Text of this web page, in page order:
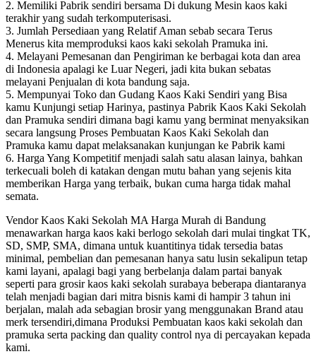
2. Memiliki Pabrik sendiri bersama Di dukung Mesin kaos kaki
terakhir yang sudah terkomputerisasi.
3. Jumlah Persediaan yang Relatif Aman sebab secara Terus
Menerus kita memproduksi kaos kaki sekolah Pramuka ini.
4. Melayani Pemesanan dan Pengiriman ke berbagai kota dan area
di Indonesia apalagi ke Luar Negeri, jadi kita bukan sebatas
melayani Penjualan di kota bandung saja.
5. Mempunyai Toko dan Gudang Kaos Kaki Sendiri yang Bisa
kamu Kunjungi setiap Harinya, pastinya Pabrik Kaos Kaki Sekolah
dan Pramuka sendiri dimana bagi kamu yang berminat menyaksikan
secara langsung Proses Pembuatan Kaos Kaki Sekolah dan
Pramuka kamu dapat melaksanakan kunjungan ke Pabrik kami
6. Harga Yang Kompetitif menjadi salah satu alasan lainya, bahkan
terkecuali boleh di katakan dengan mutu bahan yang sejenis kita
memberikan Harga yang terbaik, bukan cuma harga tidak mahal
semata.
Vendor Kaos Kaki Sekolah MA Harga Murah di Bandung
menawarkan harga kaos kaki berlogo sekolah dari mulai tingkat TK,
SD, SMP, SMA, dimana untuk kuantitinya tidak tersedia batas
minimal, pembelian dan pemesanan hanya satu lusin sekalipun tetap
kami layani, apalagi bagi yang berbelanja dalam partai banyak
seperti para grosir kaos kaki sekolah surabaya beberapa diantaranya
telah menjadi bagian dari mitra bisnis kami di hampir 3 tahun ini
berjalan, malah ada sebagian brosir yang menggunakan Brand atau
merk tersendiri,dimana Produksi Pembuatan kaos kaki sekolah dan
pramuka serta packing dan quality control nya di percayakan kepada
kami.